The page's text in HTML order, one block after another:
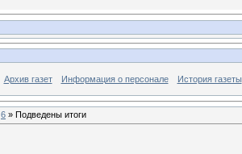
Архив газет Информация о персонале История газеты
6 » Подведены итоги